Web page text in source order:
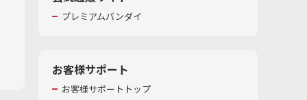
プレミアムバンダイ
お客様サポート
お客様サポートトップ